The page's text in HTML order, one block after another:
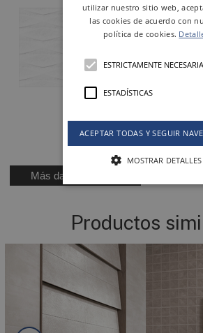
OCEANIC BLANCO
Ref. KP7PG030
Más datos técnicos
Productos
utilizar nuestro sitio web,
las cookies de acuerdo con
política de cookies.
ESTRICTAMENTE
ESTADÍSTICAS
ACEPTAR TODAS Y SEGUIR
MOSTRAR DETALLES